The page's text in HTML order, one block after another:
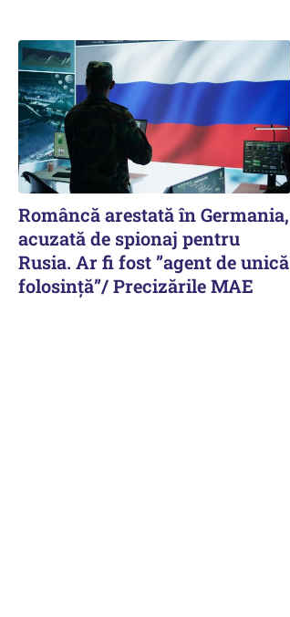
Româncă arestată în Germania,
acuzată de spionaj pentru
Rusia. Ar fi fost ”agent de unică
folosință”/ Precizările MAE